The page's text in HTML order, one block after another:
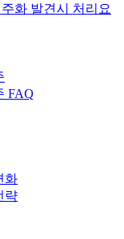
화 발견시 처리요
FAQ
화
략